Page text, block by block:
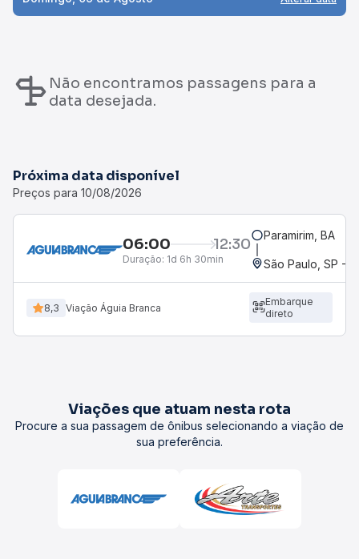
Não encontramos passagens para a
data desejada.
Próxima data disponível
Preços para 10/08/2026
06:00 12:30
Duração: 1d 6h 30min
Paramirim, BA
São Paulo, SP -
8,3 Viação Águia Branca
Embarque
direto
Viações que atuam nesta rota
Procure a sua passagem de ônibus selecionando a viação de
sua preferência.